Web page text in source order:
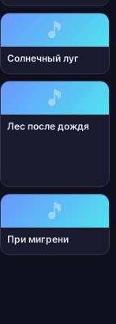
🎵
Солнечный луг
🎵
Лес после дождя
🎵
При мигрени